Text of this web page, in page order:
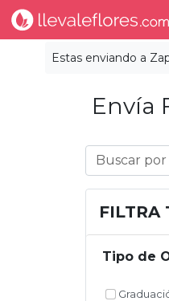
Estas enviando a
Envía
FILTRA
Tipo de